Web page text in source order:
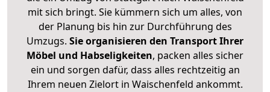
mit sich bringt. Sie kümmern sich um alles, von
der Planung bis hin zur Durchführung des
Umzugs. Sie organisieren den Transport Ihrer
Möbel und Habseligkeiten, packen alles sicher
ein und sorgen dafür, dass alles rechtzeitig an
Ihrem neuen Zielort in Waischenfeld ankommt.